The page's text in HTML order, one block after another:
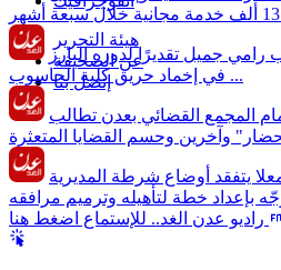
هيئة التحرير
عن الصحيفة
إتصل بنا
رامي جميل تقديرًا لدوره البارز
في إخماد حريق كلية الحاسوب ...
المجمع القضائي بعدن تطالب
يتفقد أوضاع شرطة المديرية